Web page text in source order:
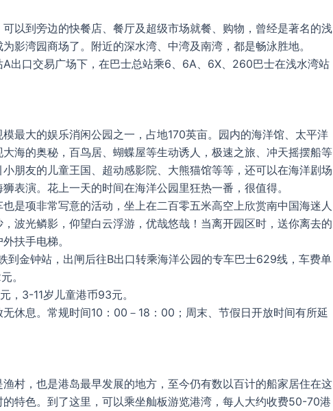
以到旁边的快餐店、餐厅及超级市场就餐、购物，曾经是著名的浅
影湾园商场了。附近的深水湾、中湾及南湾，都是畅泳胜地。
出口交易广场下，在巴士总站乘6、6A、6X、260巴士在浅水湾站
最大的娱乐消闲公园之一，占地170英亩。园内的海洋馆、太平洋
海的奥秘，百鸟居、蝴蝶屋等生动诱人，极速之旅、冲天摇摆船等
朋友的儿童王国、超动感影院、大熊猫馆等等，还可以在海洋剧场
表演。花上一天的时间在海洋公园里狂热一番，很值得。
是项非常写意的活动，坐上在二百零五米高空上欣赏南中国海迷人
波光鳞影，仰望白云浮游，优哉悠哉！当离开园区时，送你离去的
扶手电梯。
到金钟站，出闸后往B出口转乘海洋公园的专车巴士629线，车费单
。
，3-11岁儿童港币93元。
休息。常规时间10：00－18：00；周末、节假日开放时间有所延
村，也是港岛最早发展的地方，至今仍有数以百计的船家居住在这
的特色。到了这里，可以乘坐舢板游览港湾，每人大约收费50-70港